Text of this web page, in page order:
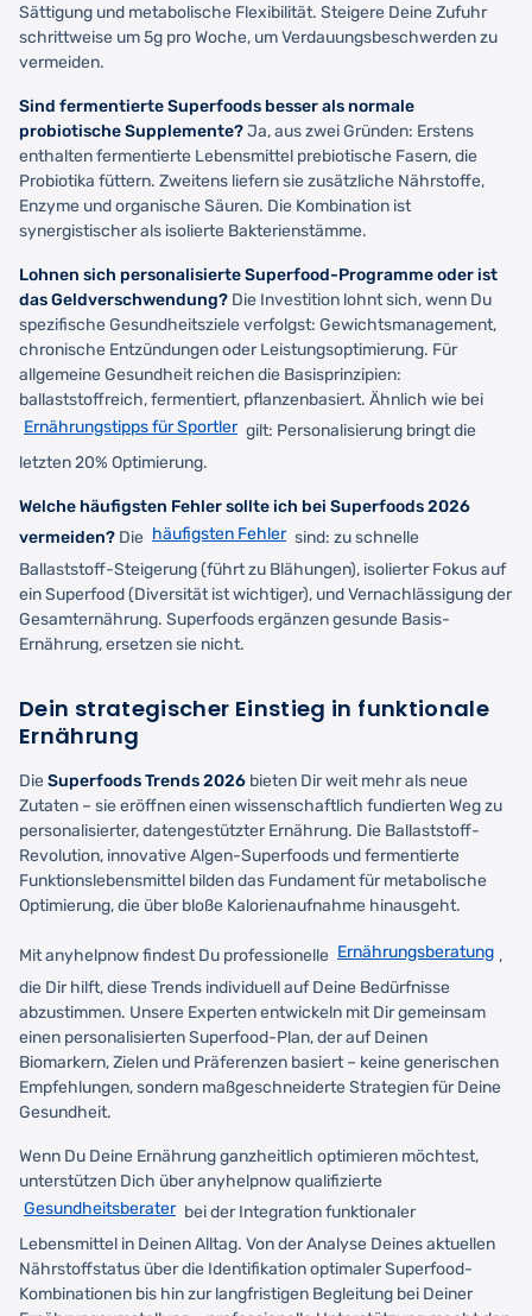
Sättigung und metabolische Flexibilität. Steigere Deine Zufuhr
schrittweise um 5g pro Woche, um Verdauungsbeschwerden zu
vermeiden.
Sind fermentierte Superfoods besser als normale
probiotische Supplemente?Ja, aus zwei Gründen: Erstens
enthalten fermentierte Lebensmittel prebiotische Fasern, die
Probiotika füttern. Zweitens liefern sie zusätzliche Nährstoffe,
Enzyme und organische Säuren. Die Kombination ist
synergistischer als isolierte Bakterienstämme.
Lohnen sich personalisierte Superfood-Programme oder ist
das Geldverschwendung? Die Investition lohnt sich, wenn Du
spezifische Gesundheitsziele verfolgst: Gewichtsmanagement,
chronische Entzündungen oder Leistungsoptimierung. Für
allgemeine Gesundheit reichen die Basisprinzipien:
ballaststoffreich, fermentiert, pflanzenbasiert. Ähnlich wie bei
Ernährungstipps für Sportler gilt: Personalisierung bringt die
letzten 20% Optimierung.
Welche häufigsten Fehler sollte ich bei Superfoods 2026
vermeiden? Die häufigsten Fehler sind: zu schnelle
Ballaststoff-Steigerung (führt zu Blähungen), isolierter Fokus auf
ein Superfood (Diversität ist wichtiger), und Vernachlässigung der
Gesamternährung. Superfoods ergänzen gesunde Basis-
Ernährung, ersetzen sie nicht.
Dein strategischer Einstieg in funktionale
Ernährung
DieSuperfoods Trends 2026 bieten Dir weit mehr als neue
Zutaten – sie eröffnen einen wissenschaftlich fundierten Weg zu
personalisierter, datengestützter Ernährung. Die Ballaststoff-
Revolution, innovative Algen-Superfoods und fermentierte
Funktionslebensmittel bilden das Fundament für metabolische
Optimierung, die über bloße Kalorienaufnahme hinausgeht.
Mit anyhelpnow findest Du professionelle Ernährungsberatung ,
die Dir hilft, diese Trends individuell auf Deine Bedürfnisse
abzustimmen. Unsere Experten entwickeln mit Dir gemeinsam
einen personalisierten Superfood-Plan, der auf Deinen
Biomarkern, Zielen und Präferenzen basiert – keine generischen
Empfehlungen, sondern maßgeschneiderte Strategien für Deine
Gesundheit.
Wenn Du Deine Ernährung ganzheitlich optimieren möchtest,
unterstützen Dich über anyhelpnow qualifizierte
Gesundheitsberater bei der Integration funktionaler
Lebensmittel in Deinen Alltag. Von der Analyse Deines aktuellen
Nährstoffstatus über die Identifikation optimaler Superfood-
Kombinationen bis hin zur langfristigen Begleitung bei Deiner